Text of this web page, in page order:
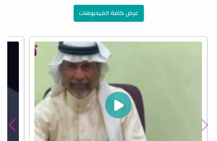
عرض كافة الفيديوهات